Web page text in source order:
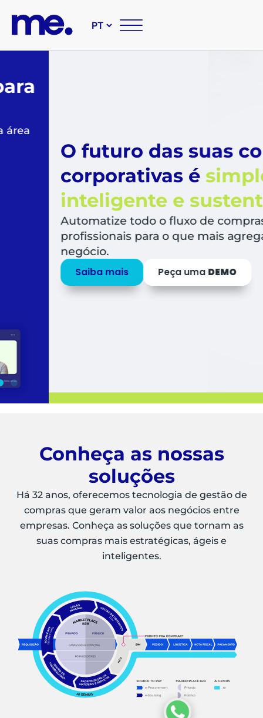
O futuro das suas
corporativas ésimples,
inteligente e sustentável
Automatize todo o fluxo de compras,
profissionais para o que mais agrega valor
Saiba mais Peça umaDEMO
Conheça as nossas
soluções
Há 32 anos, oferecemos tecnologia de gestão de
compras que geram valor aos negócios entre
empresas. Conheça as soluções que tornam as
suas compras mais estratégicas, ágeis e
inteligentes.